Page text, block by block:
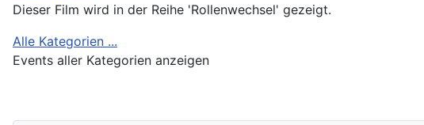
Dieser Film wird in der Reihe 'Rollenwechsel' gezeigt.
Alle Kategorien ...
Events aller Kategorien anzeigen